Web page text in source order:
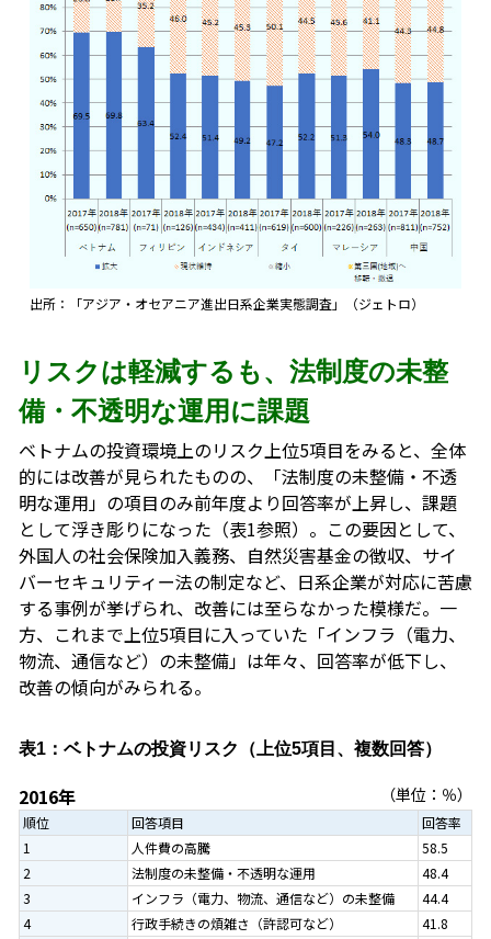
出所：「アジア・オセアニア進出日系企業実態調査」（ジェトロ）
リスクは軽減するも、法制度の未整
備・不透明な運用に課題
ベトナムの投資環境上のリスク上位5項目をみると、全体
的には改善が見られたものの、「法制度の未整備・不透
明な運用」の項目のみ前年度より回答率が上昇し、課題
として浮き彫りになった（表1参照）。この要因として、
外国人の社会保険加入義務、自然災害基金の徴収、サイ
バーセキュリティー法の制定など、日系企業が対応に苦慮
する事例が挙げられ、改善には至らなかった模様だ。一
方、これまで上位5項目に入っていた「インフラ（電力、
物流、通信など）の未整備」は年々、回答率が低下し、
改善の傾向がみられる。
表1：ベトナムの投資リスク（上位5項目、複数回答）
2016年 （単位：％）
順位 回答項目
回答率
1
人件費の高騰
58.5
2
法制度の未整備・不透明な運用
48.4
3
インフラ（電力、物流、通信など）の未整備
44.4
4
行政手続きの煩雑さ（許認可など）
41.8